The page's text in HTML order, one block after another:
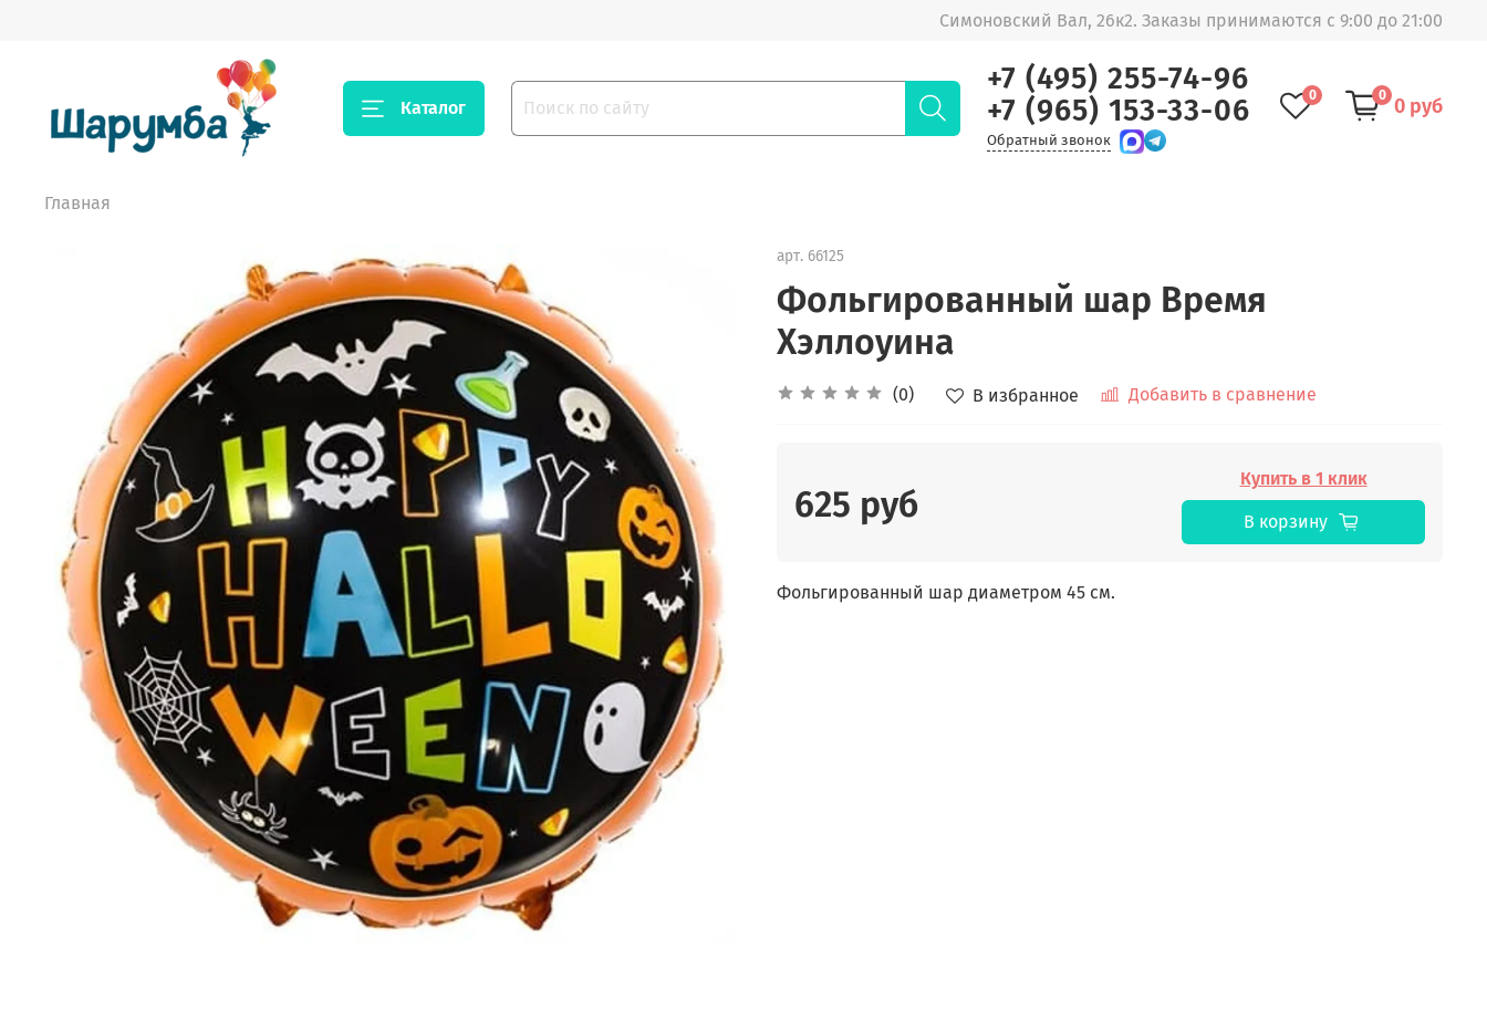
Симоновский Вал, 26к2. Заказы принимаются с 9:00 до 21:00
Каталог
+7 (495) 255-74-96
+7 (965) 153-33-06
Обратный звонок
0 0 0 руб
Главная
арт. 66125
Фольгированный шар Время
Хэллоуина
(0) В избранное Добавить в сравнение
625 руб
Купить в 1 клик
В корзину
Фольгированный шар диаметром 45 см.